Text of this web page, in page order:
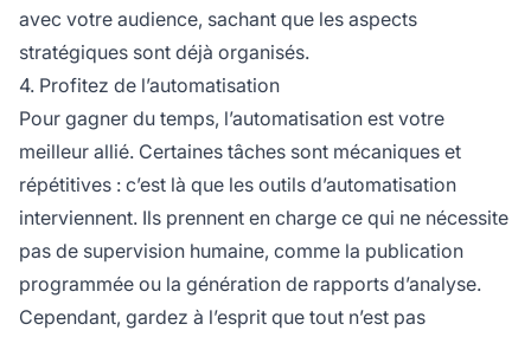
avec votre audience, sachant que les aspects
stratégiques sont déjà organisés.
4. Profitez de l’automatisation
Pour gagner du temps, l’automatisation est votre
meilleur allié. Certaines tâches sont mécaniques et
répétitives : c’est là que les outils d’automatisation
interviennent. Ils prennent en charge ce qui ne nécessite
pas de supervision humaine, comme la publication
programmée ou la génération de rapports d’analyse.
Cependant, gardez à l’esprit que tout n’est pas